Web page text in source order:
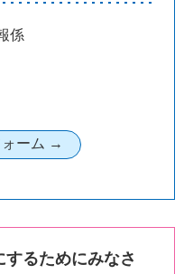
係
るためにみなさ